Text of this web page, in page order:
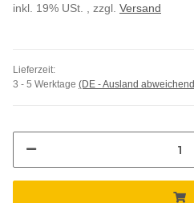
inkl. 19% USt. , zzgl. Versand
Lieferzeit:
3 - 5 Werktage (DE - Ausland